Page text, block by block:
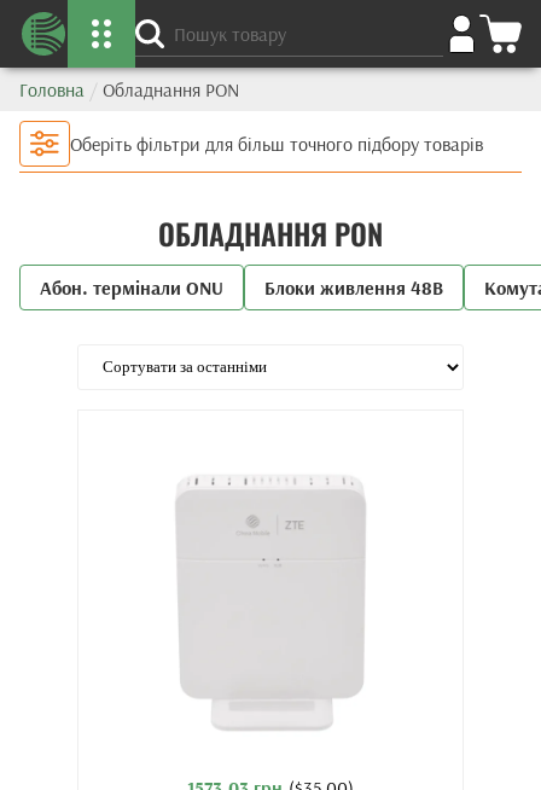
Головна / Обладнання PON
Оберіть фільтри для більш точного підбору товарів
ОБЛАДНАННЯ PON
Абон. термінали ONU Блоки живлення 48В